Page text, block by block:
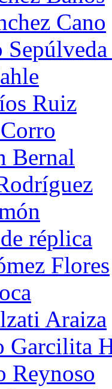
Cano
Ruiz
Bernal
réplica
Flores
Araiza
Garcilita
Reynoso